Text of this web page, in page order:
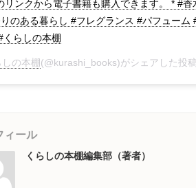
リンクから電子書籍も購入できます。 * #
のある暮らし #フレグランス #パフュー
くらしの本棚
しの本棚(@kurashi_books)がシェアした投
ィール
くらしの本棚編集部（著者）